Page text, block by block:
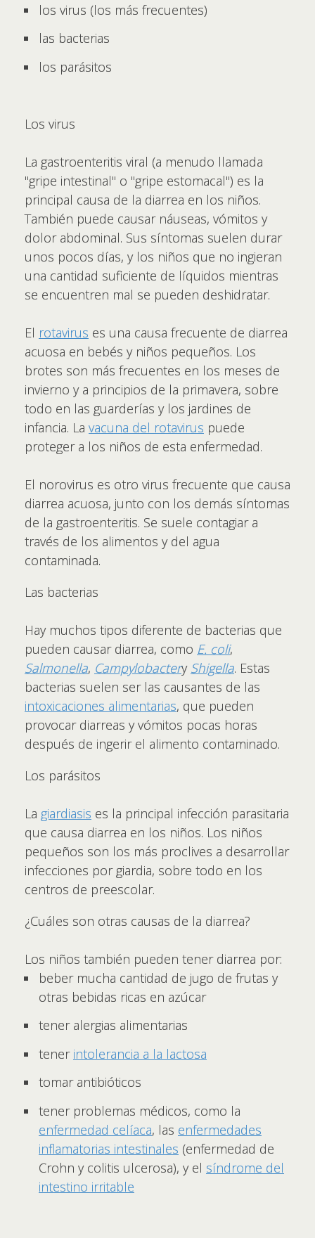
los virus (los más frecuentes)
las bacterias
los parásitos
Los virus
La gastroenteritis viral (a menudo llamada
"gripe intestinal" o "gripe estomacal") es la
principal causa de la diarrea en los niños.
También puede causar náuseas, vómitos y
dolor abdominal. Sus síntomas suelen durar
unos pocos días, y los niños que no ingieran
una cantidad suficiente de líquidos mientras
se encuentren mal se pueden deshidratar.
El rotavirus es una causa frecuente de diarrea
acuosa en bebés y niños pequeños. Los
brotes son más frecuentes en los meses de
invierno y a principios de la primavera, sobre
todo en las guarderías y los jardines de
infancia. La vacuna del rotavirus puede
proteger a los niños de esta enfermedad.
El norovirus es otro virus frecuente que causa
diarrea acuosa, junto con los demás síntomas
de la gastroenteritis. Se suele contagiar a
través de los alimentos y del agua
contaminada.
Las bacterias
Hay muchos tipos diferente de bacterias que
pueden causar diarrea, como E. coli,
Salmonella, Campylobactery Shigella. Estas
bacterias suelen ser las causantes de las
intoxicaciones alimentarias, que pueden
provocar diarreas y vómitos pocas horas
después de ingerir el alimento contaminado.
Los parásitos
La giardiasis es la principal infección parasitaria
que causa diarrea en los niños. Los niños
pequeños son los más proclives a desarrollar
infecciones por giardia, sobre todo en los
centros de preescolar.
¿Cuáles son otras causas de la diarrea?
Los niños también pueden tener diarrea por:
beber mucha cantidad de jugo de frutas y
otras bebidas ricas en azúcar
tener alergias alimentarias
tener intolerancia a la lactosa
tomar antibióticos
tener problemas médicos, como la
enfermedad celíaca, las enfermedades
inflamatorias intestinales (enfermedad de
Crohn y colitis ulcerosa), y el síndrome del
intestino irritable